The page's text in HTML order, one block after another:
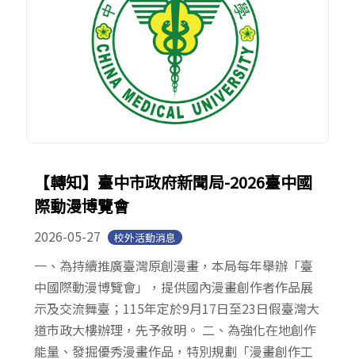
【轉知】臺中市政府新聞局-2026臺中國
際動漫博覽會
2026-05-27 校外活動消息
一、為持續推廣臺灣原創漫畫，本局每年舉辦「臺
中國際動漫博覽會」，提供國內漫畫創作者作品展
示及交流舞臺；115年定於9月17日至23日假臺灣大
道市政大樓辦理，先予敘明。 二、為強化在地創作
能量、發掘優秀漫畫作品，特別規劃「漫畫創作工